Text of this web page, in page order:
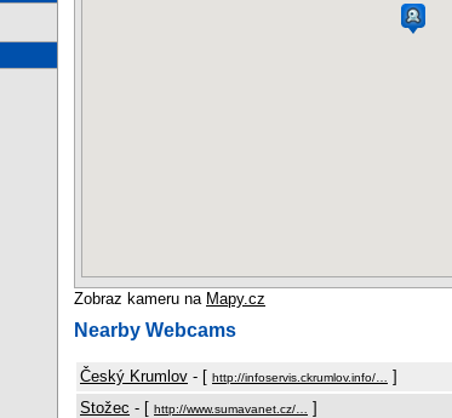
Zobraz kameru na Mapy.cz
Nearby Webcams
Český Krumlov - [ http://infoservis.ckrumlov.info/… ]
Stožec - [ http://www.sumavanet.cz/… ]